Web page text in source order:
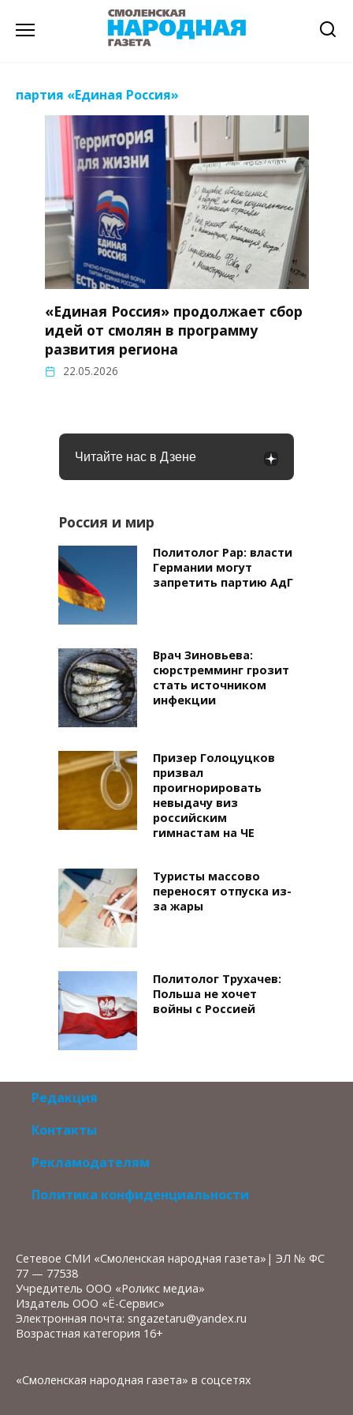
партия «Единая Россия»
«Единая Россия» продолжает сбор
идей от смолян в программу
развития региона
22.05.2026
Читайте нас в Дзене
Россия и мир
Политолог Рар: власти
Германии могут
запретить партию АдГ
Врач Зиновьева:
сюрстремминг грозит
стать источником
инфекции
Призер Голоцуцков
призвал
проигнорировать
невыдачу виз
российским
гимнастам на ЧЕ
Туристы массово
переносят отпуска из-
за жары
Политолог Трухачев:
Польша не хочет
войны с Россией
Редакция
Контакты
Рекламодателям
Политика конфиденциальности
Сетевое СМИ «Смоленская народная газета»| ЭЛ № ФС
77 — 77538
Учредитель ООО «Роликс медиа»
Издатель ООО «Ё-Сервис»
Электронная почта: sngazetaru@yandex.ru
Возрастная категория 16+
«Смоленская народная газета» в соцсетях